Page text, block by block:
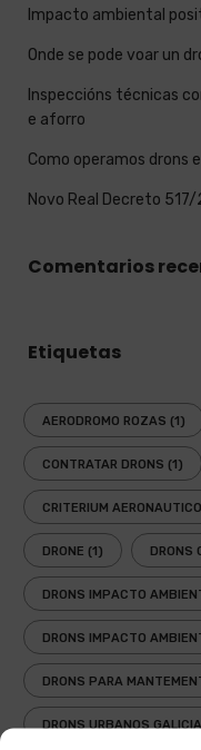
Impacto ambiental
Onde se pode voar un
Inspeccións técnicas
e aforro
Como operamos drons
Novo Real Decreto
Comentarios
Etiquetas
AERODROMO ROZAS (1)
CONTRATAR DRONS (1)
CRITERIUM
DRONE (1) DRONS
DRONS IMPACTO
DRONS IMPACTO
DRONS PARA
DRONS URBANOS GALICIA